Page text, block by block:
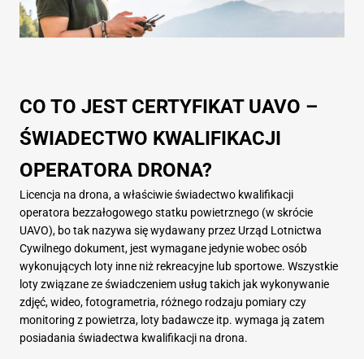
CO TO JEST CERTYFIKAT UAVO –
ŚWIADECTWO KWALIFIKACJI
OPERATORA DRONA?
Licencja na drona, a właściwie świadectwo kwalifikacji
operatora bezzałogowego statku powietrznego (w skrócie
UAVO), bo tak nazywa się wydawany przez Urząd Lotnictwa
Cywilnego dokument, jest wymagane jedynie wobec osób
wykonujących loty inne niż rekreacyjne lub sportowe. Wszystkie
loty związane ze świadczeniem usług takich jak wykonywanie
zdjęć, wideo, fotogrametria, różnego rodzaju pomiary czy
monitoring z powietrza, loty badawcze itp. wymaga ją zatem
posiadania świadectwa kwalifikacji na drona.